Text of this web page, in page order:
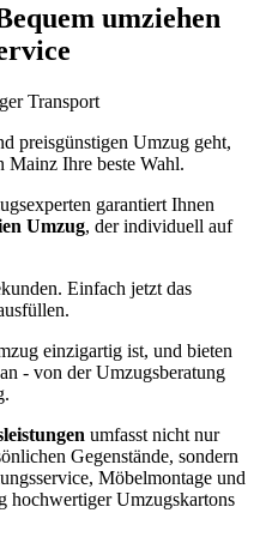
umziehen
Transport
preisgünstigen Umzug geht,
Mainz Ihre beste Wahl.
garantiert Ihnen
Umzug, der individuell auf
Einfach jetzt das
einzigartig ist, und bieten
- von der Umzugsberatung
umfasst nicht nur
Gegenstände, sondern
Möbelmontage und
hochwertiger Umzugskartons